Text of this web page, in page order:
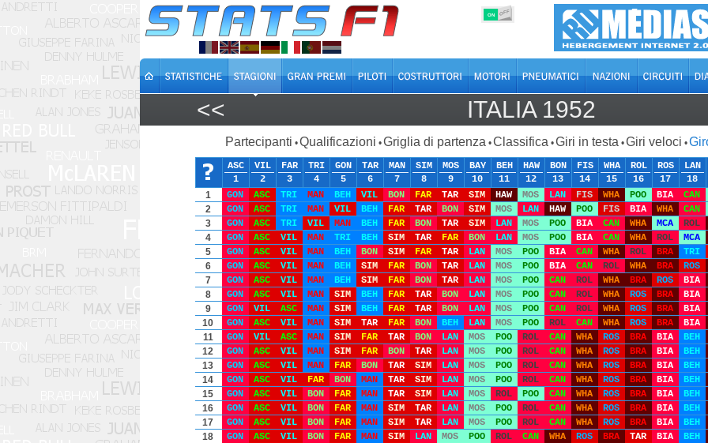
ON OFF
<< ITALIA 1952
Partecipanti •Qualificazioni •Griglia di partenza •Classifica •Giri in testa •Giri veloci •
ASC
1
VIL
2
FAR
3
TRI
4
GON
5
TAR
6
MAN
7
SIM
8
MOS
9
BAY
10
BEH
11
HAW
12
BON
13
FIS
14
WHA
15
ROL
16
ROS
17
LAN
18
1
GON ASC TRI MAN BEH VIL BON FAR TAR SIM HAW MOS LAN FIS WHA POO BIA
CAN
2
GON ASC TRI MAN VIL BEH FAR TAR BON SIM MOS LAN HAW POO FIS BIA WHA
CAN
3
GON ASC TRI VIL MAN BEH FAR BON TAR SIM LAN MOS POO BIA CAN WHA MCA
ROL
4
GON ASC VIL MAN TRI BEH SIM TAR FAR BON LAN MOS POO BIA CAN WHA ROL
MCA
5
GON ASC VIL MAN BEH BON SIM FAR TAR LAN MOS POO BIA CAN WHA ROL BRA
TRI
6
GON ASC VIL MAN BEH SIM FAR BON TAR LAN MOS POO BIA CAN ROL WHA BRA
ROS
7
GON ASC VIL MAN BEH SIM FAR BON TAR LAN MOS POO CAN ROL WHA BRA ROS
BIA
8
GON ASC VIL MAN SIM BEH FAR TAR BON LAN MOS POO CAN ROL WHA ROS BRA
BIA
9
GON VIL ASC MAN SIM BEH FAR TAR BON LAN MOS POO CAN ROL WHA ROS BRA
BIA
10
GON ASC VIL MAN SIM TAR FAR BON BEH LAN MOS POO ROL CAN WHA ROS BRA
BIA
11
GON VIL ASC MAN SIM FAR TAR BON LAN MOS POO ROL CAN WHA ROS BRA BIA
BEH
12
GON ASC VIL MAN SIM FAR BON TAR LAN MOS POO ROL CAN WHA ROS BRA BIA
BEH
13
GON ASC VIL MAN FAR BON TAR SIM LAN MOS POO ROL CAN WHA ROS BRA BIA
BEH
14
GON ASC VIL FAR BON MAN TAR SIM LAN MOS POO ROL CAN WHA ROS BRA BIA
BEH
15
GON ASC VIL BON FAR MAN TAR SIM LAN MOS ROL POO CAN WHA ROS BRA BIA
BEH
16
GON ASC VIL BON FAR MAN SIM TAR LAN MOS POO ROL CAN WHA ROS BRA BIA
BEH
17
GON ASC VIL BON FAR MAN SIM TAR LAN MOS POO ROL CAN WHA ROS BRA BIA
BEH
18
GON ASC VIL BON FAR MAN SIM LAN MOS POO ROL CAN WHA ROS BRA TAR BIA
BEH